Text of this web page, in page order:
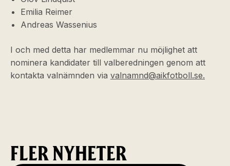
Emilia Reimer
Andreas Wassenius
I och med detta har medlemmar nu möjlighet att
nominera kandidater till valberedningen genom att
kontakta valnämnden via valnamnd@aikfotboll.se.
FLER NYHETER